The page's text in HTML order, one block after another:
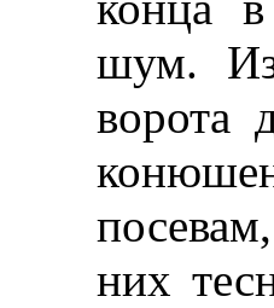
шум.
ворота
них